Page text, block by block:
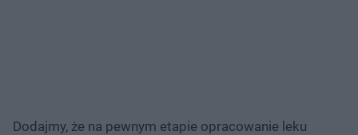
Dodajmy, że na pewnym etapie opracowanie leku